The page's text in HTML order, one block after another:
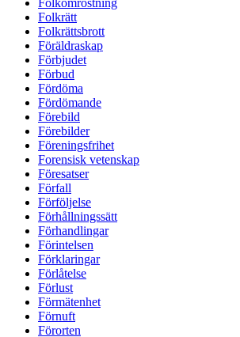
Folkrätt
Folkrättsbrott
Föräldraskap
Förbjudet
Förbud
Fördöma
Fördömande
Förebild
Förebilder
Föreningsfrihet
Forensisk vetenskap
Föresatser
Förfall
Förföljelse
Förhållningssätt
Förhandlingar
Förintelsen
Förklaringar
Förlåtelse
Förlust
Förmätenhet
Förnuft
Förorten